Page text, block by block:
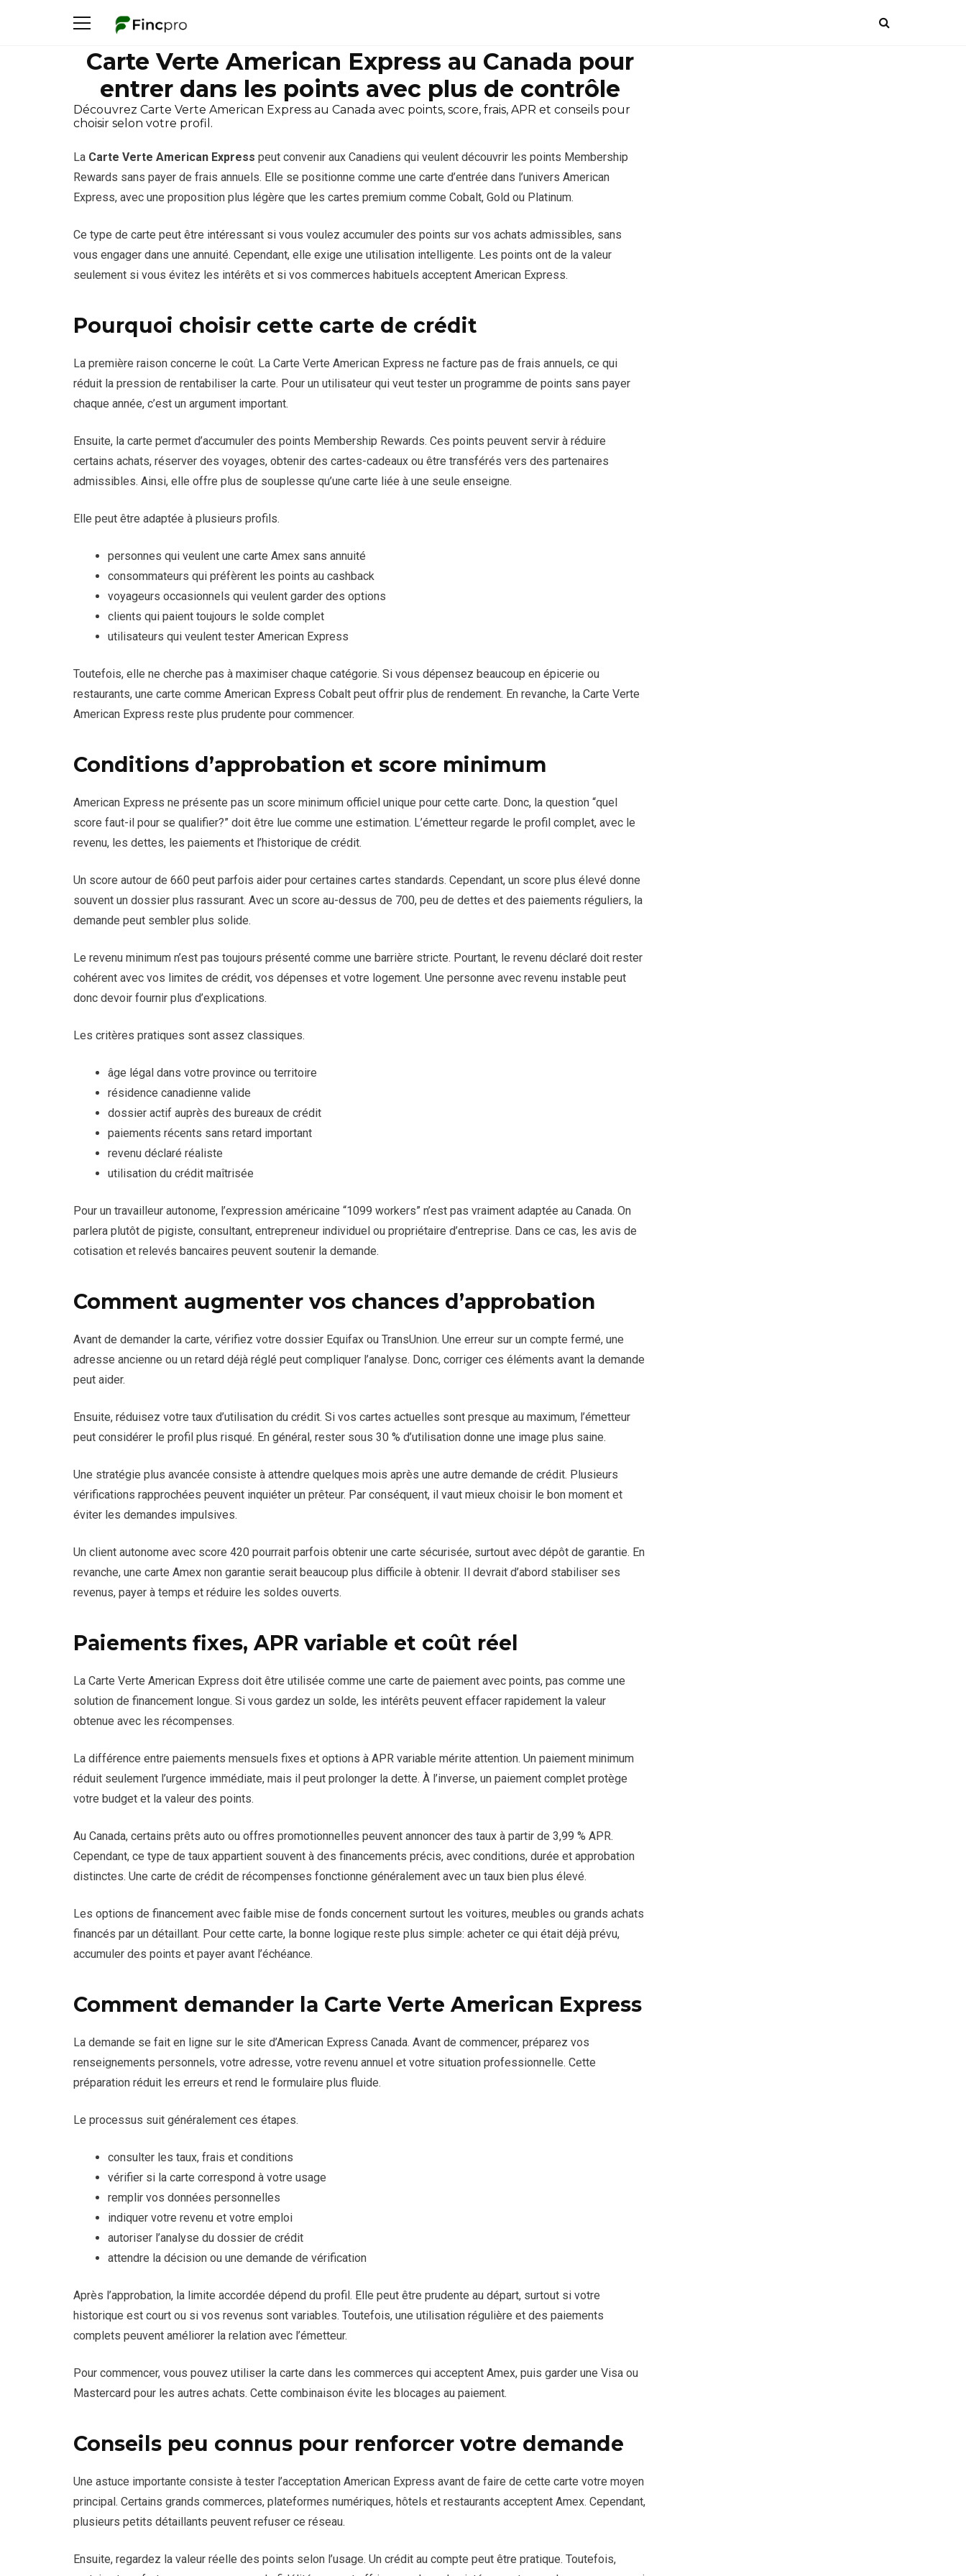
Carte Verte American Express au Canada pour
entrer dans les points avec plus de contrôle
Découvrez Carte Verte American Express au Canada avec points, score, frais, APR et conseils pour
choisir selon votre profil.
La Carte Verte American Express peut convenir aux Canadiens qui veulent découvrir les points Membership
Rewards sans payer de frais annuels. Elle se positionne comme une carte d’entrée dans l’univers American
Express, avec une proposition plus légère que les cartes premium comme Cobalt, Gold ou Platinum.
Ce type de carte peut être intéressant si vous voulez accumuler des points sur vos achats admissibles, sans
vous engager dans une annuité. Cependant, elle exige une utilisation intelligente. Les points ont de la valeur
seulement si vous évitez les intérêts et si vos commerces habituels acceptent American Express.
Pourquoi choisir cette carte de crédit
La première raison concerne le coût. La Carte Verte American Express ne facture pas de frais annuels, ce qui
réduit la pression de rentabiliser la carte. Pour un utilisateur qui veut tester un programme de points sans payer
chaque année, c’est un argument important.
Ensuite, la carte permet d’accumuler des points Membership Rewards. Ces points peuvent servir à réduire
certains achats, réserver des voyages, obtenir des cartes-cadeaux ou être transférés vers des partenaires
admissibles. Ainsi, elle offre plus de souplesse qu’une carte liée à une seule enseigne.
Elle peut être adaptée à plusieurs profils.
personnes qui veulent une carte Amex sans annuité
consommateurs qui préfèrent les points au cashback
voyageurs occasionnels qui veulent garder des options
clients qui paient toujours le solde complet
utilisateurs qui veulent tester American Express
Toutefois, elle ne cherche pas à maximiser chaque catégorie. Si vous dépensez beaucoup en épicerie ou
restaurants, une carte comme American Express Cobalt peut offrir plus de rendement. En revanche, la Carte Verte
American Express reste plus prudente pour commencer.
Conditions d’approbation et score minimum
American Express ne présente pas un score minimum officiel unique pour cette carte. Donc, la question “quel
score faut-il pour se qualifier?” doit être lue comme une estimation. L’émetteur regarde le profil complet, avec le
revenu, les dettes, les paiements et l’historique de crédit.
Un score autour de 660 peut parfois aider pour certaines cartes standards. Cependant, un score plus élevé donne
souvent un dossier plus rassurant. Avec un score au-dessus de 700, peu de dettes et des paiements réguliers, la
demande peut sembler plus solide.
Le revenu minimum n’est pas toujours présenté comme une barrière stricte. Pourtant, le revenu déclaré doit rester
cohérent avec vos limites de crédit, vos dépenses et votre logement. Une personne avec revenu instable peut
donc devoir fournir plus d’explications.
Les critères pratiques sont assez classiques.
âge légal dans votre province ou territoire
résidence canadienne valide
dossier actif auprès des bureaux de crédit
paiements récents sans retard important
revenu déclaré réaliste
utilisation du crédit maîtrisée
Pour un travailleur autonome, l’expression américaine “1099 workers” n’est pas vraiment adaptée au Canada. On
parlera plutôt de pigiste, consultant, entrepreneur individuel ou propriétaire d’entreprise. Dans ce cas, les avis de
cotisation et relevés bancaires peuvent soutenir la demande.
Comment augmenter vos chances d’approbation
Avant de demander la carte, vérifiez votre dossier Equifax ou TransUnion. Une erreur sur un compte fermé, une
adresse ancienne ou un retard déjà réglé peut compliquer l’analyse. Donc, corriger ces éléments avant la demande
peut aider.
Ensuite, réduisez votre taux d’utilisation du crédit. Si vos cartes actuelles sont presque au maximum, l’émetteur
peut considérer le profil plus risqué. En général, rester sous 30 % d’utilisation donne une image plus saine.
Une stratégie plus avancée consiste à attendre quelques mois après une autre demande de crédit. Plusieurs
vérifications rapprochées peuvent inquiéter un prêteur. Par conséquent, il vaut mieux choisir le bon moment et
éviter les demandes impulsives.
Un client autonome avec score 420 pourrait parfois obtenir une carte sécurisée, surtout avec dépôt de garantie. En
revanche, une carte Amex non garantie serait beaucoup plus difficile à obtenir. Il devrait d’abord stabiliser ses
revenus, payer à temps et réduire les soldes ouverts.
Paiements fixes, APR variable et coût réel
La Carte Verte American Express doit être utilisée comme une carte de paiement avec points, pas comme une
solution de financement longue. Si vous gardez un solde, les intérêts peuvent effacer rapidement la valeur
obtenue avec les récompenses.
La différence entre paiements mensuels fixes et options à APR variable mérite attention. Un paiement minimum
réduit seulement l’urgence immédiate, mais il peut prolonger la dette. À l’inverse, un paiement complet protège
votre budget et la valeur des points.
Au Canada, certains prêts auto ou offres promotionnelles peuvent annoncer des taux à partir de 3,99 % APR.
Cependant, ce type de taux appartient souvent à des financements précis, avec conditions, durée et approbation
distinctes. Une carte de crédit de récompenses fonctionne généralement avec un taux bien plus élevé.
Les options de financement avec faible mise de fonds concernent surtout les voitures, meubles ou grands achats
financés par un détaillant. Pour cette carte, la bonne logique reste plus simple: acheter ce qui était déjà prévu,
accumuler des points et payer avant l’échéance.
Comment demander la Carte Verte American Express
La demande se fait en ligne sur le site d’American Express Canada. Avant de commencer, préparez vos
renseignements personnels, votre adresse, votre revenu annuel et votre situation professionnelle. Cette
préparation réduit les erreurs et rend le formulaire plus fluide.
Le processus suit généralement ces étapes.
consulter les taux, frais et conditions
vérifier si la carte correspond à votre usage
remplir vos données personnelles
indiquer votre revenu et votre emploi
autoriser l’analyse du dossier de crédit
attendre la décision ou une demande de vérification
Après l’approbation, la limite accordée dépend du profil. Elle peut être prudente au départ, surtout si votre
historique est court ou si vos revenus sont variables. Toutefois, une utilisation régulière et des paiements
complets peuvent améliorer la relation avec l’émetteur.
Pour commencer, vous pouvez utiliser la carte dans les commerces qui acceptent Amex, puis garder une Visa ou
Mastercard pour les autres achats. Cette combinaison évite les blocages au paiement.
Conseils peu connus pour renforcer votre demande
Une astuce importante consiste à tester l’acceptation American Express avant de faire de cette carte votre moyen
principal. Certains grands commerces, plateformes numériques, hôtels et restaurants acceptent Amex. Cependant,
plusieurs petits détaillants peuvent refuser ce réseau.
Ensuite, regardez la valeur réelle des points selon l’usage. Un crédit au compte peut être pratique. Toutefois,